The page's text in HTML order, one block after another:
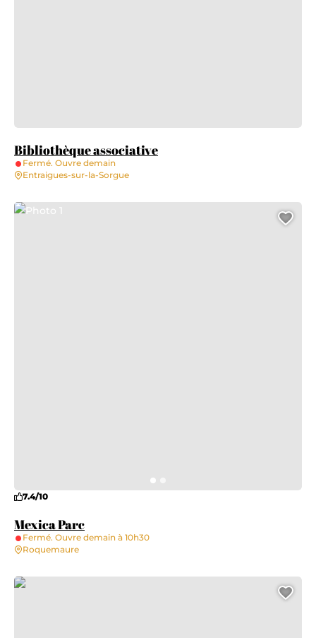
Bibliothèque associative
Fermé. Ouvre demain
Entraigues-sur-la-Sorgue
Mexica Parc
7.4/10
Fermé. Ouvre demain à 10h30
Roquemaure
Photo 1
Bibliothèque et culture pour tous